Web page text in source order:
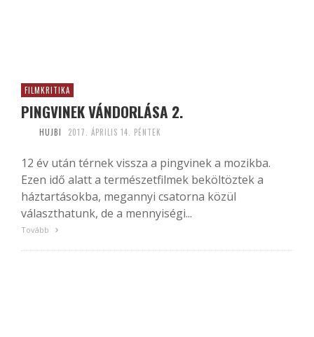
FILMKRITIKA
PINGVINEK VÁNDORLÁSA 2.
HUJBI 2017. ÁPRILIS 14. PÉNTEK
12 év után térnek vissza a pingvinek a mozikba.
Ezen idő alatt a természetfilmek beköltöztek a
háztartásokba, megannyi csatorna közül
választhatunk, de a mennyiségi...
Tovább